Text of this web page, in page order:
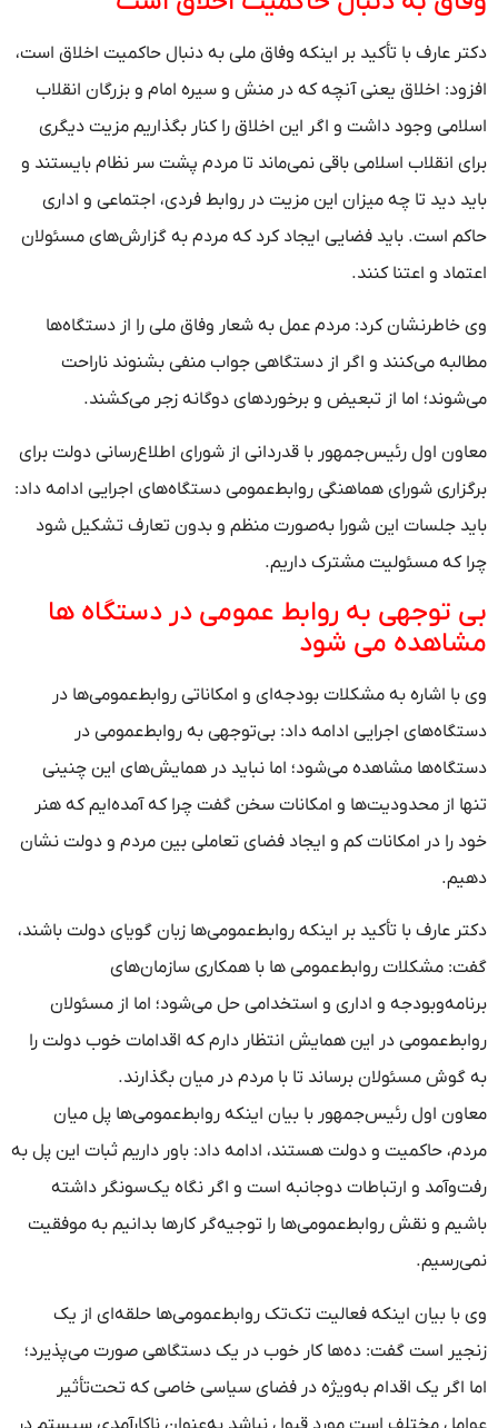
دکتر عارف با تأکید بر اینکه وفاق ملی به دنبال حاکمیت اخلاق است،
افزود: اخلاق یعنی آنچه که در منش و سیره امام و بزرگان انقلاب
اسلامی وجود داشت و اگر این اخلاق را کنار بگذاریم مزیت دیگری
برای انقلاب اسلامی باقی نمی‌ماند تا مردم پشت سر نظام بایستند و
باید دید تا چه میزان این مزیت در روابط فردی، اجتماعی و اداری
حاکم است. باید فضایی ایجاد کرد که مردم به گزارش‌های مسئولان
اعتماد و اعتنا کنند.
وی خاطرنشان کرد: مردم عمل به شعار وفاق ملی را از دستگاه‌ها
مطالبه می‌کنند و اگر از دستگاهی جواب منفی بشنوند ناراحت
می‌شوند؛ اما از تبعیض و برخوردهای دوگانه زجر می‌کشند.
معاون اول رئیس‌جمهور با قدردانی از شورای اطلاع‌رسانی دولت برای
برگزاری شورای هماهنگی روابط‌عمومی دستگاه‌های اجرایی ادامه داد:
باید جلسات این شورا به‌صورت منظم و بدون تعارف تشکیل شود
چرا که مسئولیت مشترک داریم.
بی توجهی به روابط عمومی در دستگاه ها
مشاهده می شود
وی با اشاره به مشکلات بودجه‌ای و امکاناتی روابط‌عمومی‌ها در
دستگاه‌های اجرایی ادامه داد: بی‌توجهی به روابط‌عمومی در
دستگاه‌ها مشاهده می‌شود؛ اما نباید در همایش‌های این چنینی
تنها از محدودیت‌ها و امکانات سخن گفت چرا که آمده‌ایم که هنر
خود را در امکانات کم و ایجاد فضای تعاملی بین مردم و دولت نشان
دهیم.
دکتر عارف با تأکید بر اینکه روابط‌عمومی‌ها زبان گویای دولت باشند،
گفت: مشکلات روابط‌عمومی‌ ها با همکاری سازمان‌های
برنامه‌وبودجه و اداری و استخدامی حل می‌شود؛ اما از مسئولان
روابط‌عمومی در این همایش انتظار دارم که اقدامات خوب دولت را
به گوش مسئولان برساند تا با مردم در میان بگذارند.
معاون اول رئیس‌جمهور با بیان اینکه روابط‌عمومی‌ها پل میان
مردم، حاکمیت و دولت هستند، ادامه داد: باور داریم ثبات این پل به
رفت‌وآمد و ارتباطات دوجانبه است و اگر نگاه یک‌سونگر داشته
باشیم و نقش روابط‌عمومی‌ها را توجیه‌گر کارها بدانیم به موفقیت
نمی‌رسیم.
وی با بیان اینکه فعالیت تک‌تک روابط‌عمومی‌ها حلقه‌ای از یک
زنجیر است گفت: ده‌ها کار خوب در یک دستگاهی صورت می‌پذیرد؛
اما اگر یک اقدام به‌ویژه در فضای سیاسی خاصی که تحت‌تأثیر